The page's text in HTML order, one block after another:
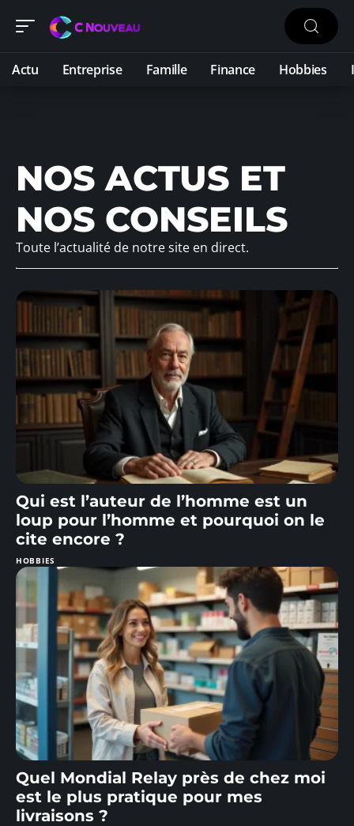
Actu Entreprise Famille Finance Hobbies
NOS ACTUS ET
NOS CONSEILS
Toute l’actualité de notre site en direct.
Qui est l’auteur de l’homme est un
loup pour l’homme et pourquoi on le
cite encore ?
HOBBIES
Quel Mondial Relay près de chez moi
est le plus pratique pour mes
livraisons ?